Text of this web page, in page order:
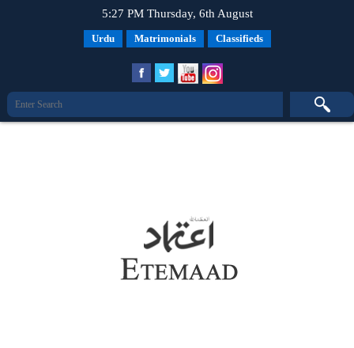
5:27 PM Thursday, 6th August
Urdu Matrimonials Classifieds